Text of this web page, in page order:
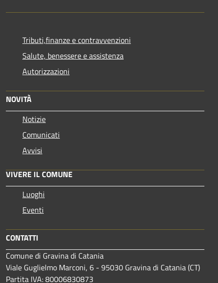
Tributi,finanze e contravvenzioni
Salute, benessere e assistenza
Autorizzazioni
NOVITÀ
Notizie
Comunicati
Avvisi
VIVERE IL COMUNE
Luoghi
Eventi
CONTATTI
Comune di Gravina di Catania
Viale Guglielmo Marconi, 6 - 95030 Gravina di Catania (CT)
Partita IVA: 80006830873